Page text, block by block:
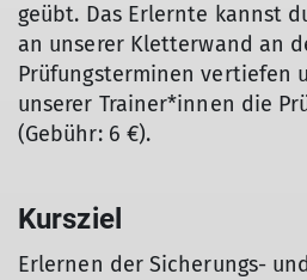
geübt. Das Erlernte kannst
an unserer Kletterwand an
Prüfungsterminen vertiefen
unserer Trainer*innen die
(Gebühr: 6 €).
Kursziel
Erlernen der Sicherungs-